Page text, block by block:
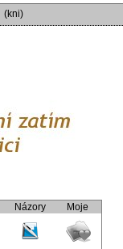
(kni)
Názory Moje